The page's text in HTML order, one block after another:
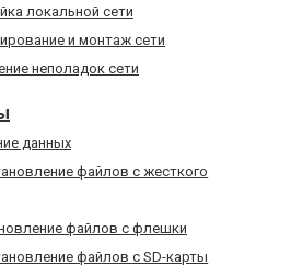
локальной сети
и монтаж сети
неполадок сети
данных
файлов с жесткого
файлов с флешки
файлов с SD-карты